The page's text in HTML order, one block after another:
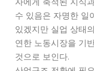
자에게 축적된 지식
수 있음은 자명한 일
있겠지만 실업 상태
연한 노동시장을 기
것으로 보인다.